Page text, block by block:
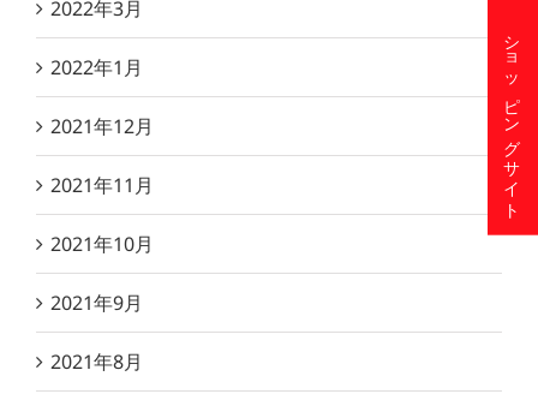
2022年3月
2022年1月
2021年12月
2021年11月
2021年10月
2021年9月
2021年8月
ショッピングサイト